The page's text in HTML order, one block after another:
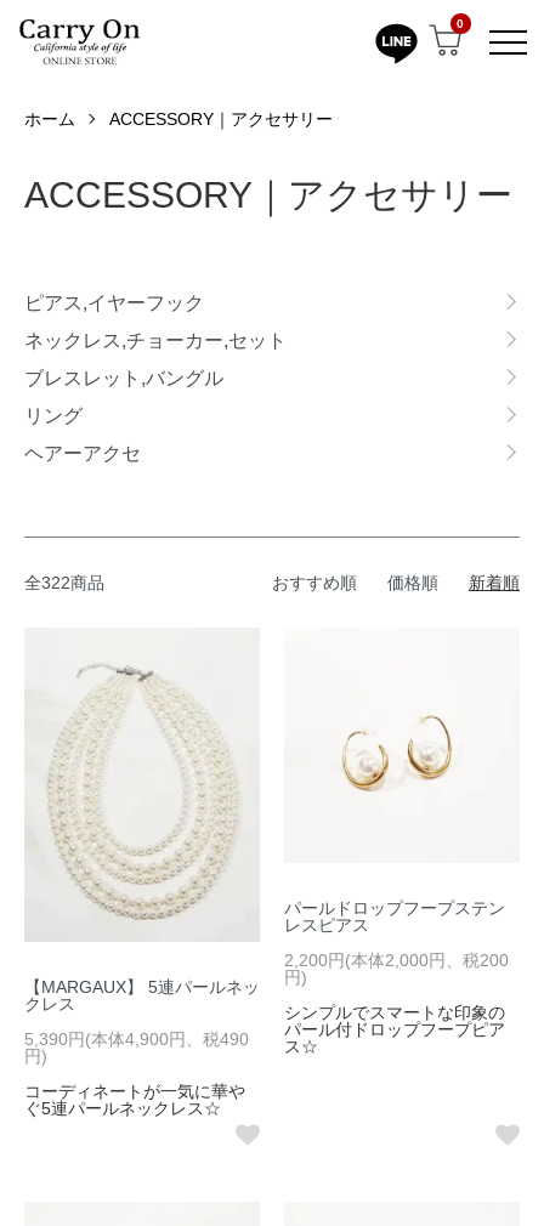
0
ホーム ACCESSORY｜アクセサリー
ACCESSORY｜アクセサリー
ピアス,イヤーフック
ネックレス,チョーカー,セット
ブレスレット,バングル
リング
ヘアーアクセ
全322商品 おすすめ順 価格順 新着順
【MARGAUX】 5連パールネッ
クレス
5,390円(本体4,900円、税490
円)
コーディネートが一気に華や
ぐ5連パールネックレス☆
パールドロップフープステン
レスピアス
2,200円(本体2,000円、税200
円)
シンプルでスマートな印象の
パール付ドロップフープピア
ス☆